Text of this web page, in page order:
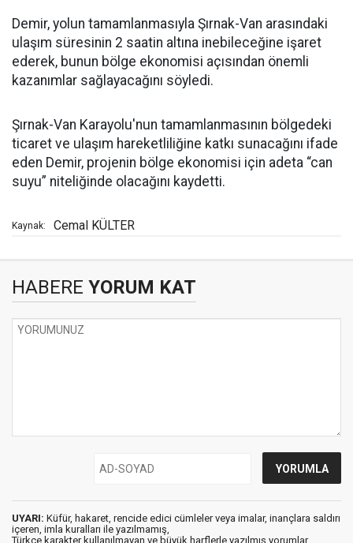
Demir, yolun tamamlanmasıyla Şırnak-Van arasındaki
ulaşım süresinin 2 saatin altına inebileceğine işaret
ederek, bunun bölge ekonomisi açısından önemli
kazanımlar sağlayacağını söyledi.
Şırnak-Van Karayolu'nun tamamlanmasının bölgedeki
ticaret ve ulaşım hareketliliğine katkı sunacağını ifade
eden Demir, projenin bölge ekonomisi için adeta “can
suyu” niteliğinde olacağını kaydetti.
Kaynak: Cemal KÜLTER
HABERE YORUM KAT
UYARI: Küfür, hakaret, rencide edici cümleler veya imalar, inançlara saldırı
içeren, imla kuralları ile yazılmamış,
Türkçe karakter kullanılmayan ve büyük harflerle yazılmış yorumlar